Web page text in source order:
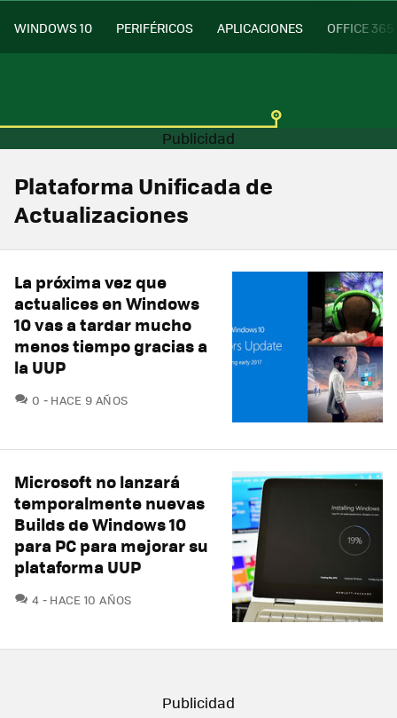
WINDOWS 10 PERIFÉRICOS APLICACIONES OFFICE 365
Plataforma Unificada de
Actualizaciones
La próxima vez que
actualices en Windows
10 vas a tardar mucho
menos tiempo gracias a
la UUP
0 COMENTARIOS
HACE 9 AÑOS
Microsoft no lanzará
temporalmente nuevas
Builds de Windows 10
para PC para mejorar su
plataforma UUP
4 COMENTARIOS
HACE 10 AÑOS